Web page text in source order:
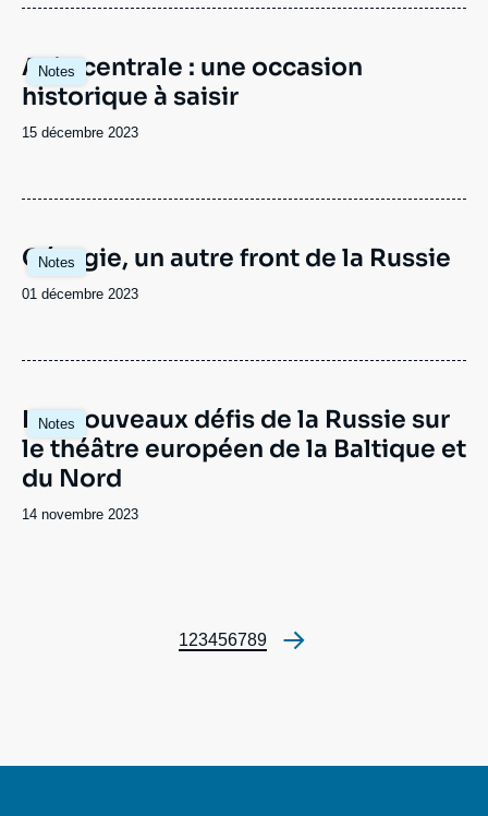
Notes
Asie centrale : une occasion
historique à saisir
Date
15 décembre 2023
Notes
Image
principale
Géorgie, un autre front de la Russie
Date
01 décembre 2023
Notes
Image
principale
Les nouveaux défis de la Russie sur
le théâtre européen de la Baltique et
du Nord
Date
14 novembre 2023
Pagination
Page
1Page
2Page
3Page
4Page
5Page
6Page
7Page
8Page
9